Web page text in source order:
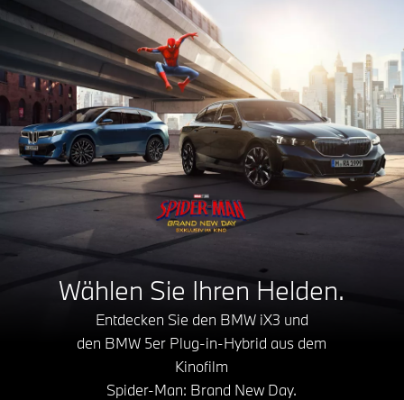
Wählen Sie Ihren Helden.
Entdecken Sie den BMW iX3 und
den BMW 5er Plug-in-Hybrid aus dem
Kinofilm
Spider-Man: Brand New Day.